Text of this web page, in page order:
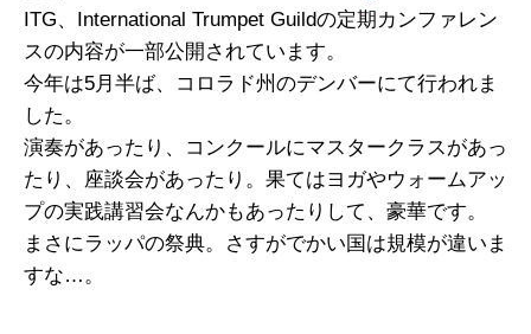
ITG、International Trumpet Guildの定期カンファレン
スの内容が一部公開されています。
今年は5月半ば、コロラド州のデンバーにて行われま
した。
演奏があったり、コンクールにマスタークラスがあっ
たり、座談会があったり。果てはヨガやウォームアッ
プの実践講習会なんかもあったりして、豪華です。
まさにラッパの祭典。さすがでかい国は規模が違いま
すな…。